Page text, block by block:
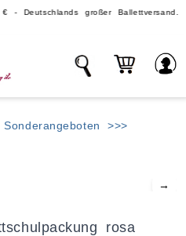
großer Ballettversand.
>>>
→
rosa